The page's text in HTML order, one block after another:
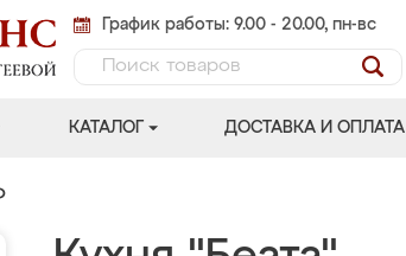
График работы: 9.00 - 20.00, пн-вс
КАТАЛОГ ДОСТАВКА И ОПЛАТА